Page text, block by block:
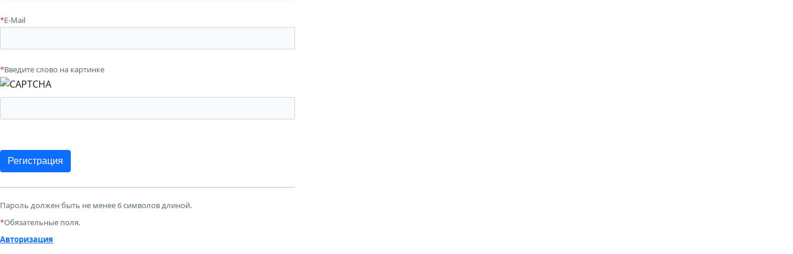
*E-Mail
*Введите слово на картинке
Пароль должен быть не менее 6 символов длиной.
*Обязательные поля.
Авторизация